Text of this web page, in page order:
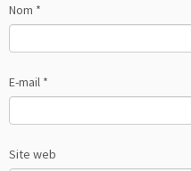
Nom *
E-mail *
Site web